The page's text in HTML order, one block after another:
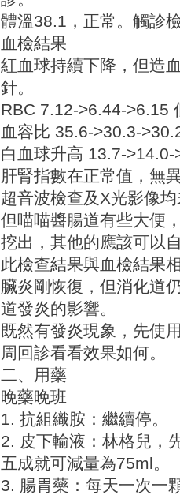
體溫38.1，正常。觸診
血檢結果
紅血球持續下降，但造
針。
RBC 7.12->6.44->6.15
血容比 35.6->30.3-
白血球升高 13.7-
肝腎指數在正常值，無
超音波檢查及X光影像
但喵喵醬腸道有些大便
挖出，其他的應該可以
此檢查結果與血檢結果
臟炎剛恢復，但消化道
道發炎的影響。
既然有發炎現象，先使
周回診看看效果如何。
二、用藥
晚藥晚班
1. 抗組織胺：繼續停。
2. 皮下輸液：林格兒，
五成就可減量為75ml。
3. 腸胃藥：每天一次一